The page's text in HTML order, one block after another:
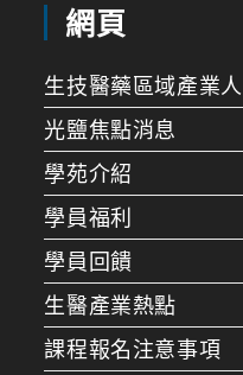
網頁
生技醫藥區域產業
光鹽焦點消息
學苑介紹
學員福利
學員回饋
生醫產業熱點
課程報名注意事項